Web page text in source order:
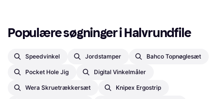
Populære søgninger i Halvrundfile
Speedvinkel Jordstamper Bahco Topnøglesæt
Pocket Hole Jig Digital Vinkelmåler
Wera Skruetrækkersæt Knipex Ergostrip